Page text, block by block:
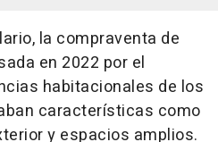
la compraventa de
en 2022 por el
habitacionales de los
características como
y espacios amplios.